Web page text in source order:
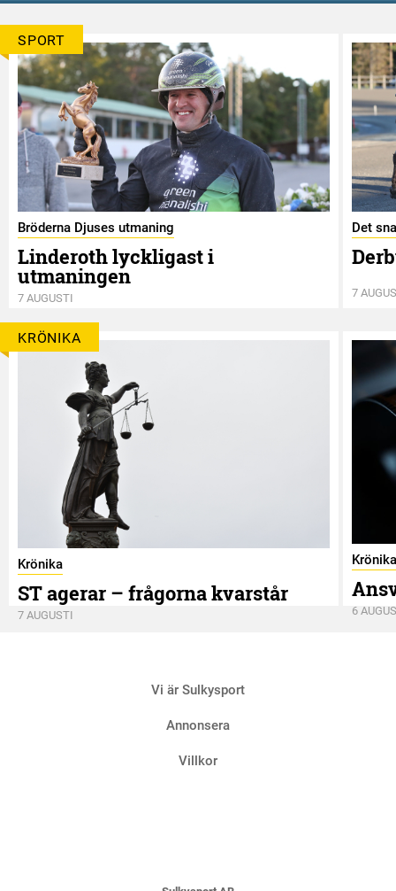
SPORT
Bröderna Djuses utmaning
Linderoth lyckligast i
utmaningen
7 AUGUSTI
Det
7
KRÖNIKA
Krönika
ST agerar – frågorna kvarstår
7 AUGUSTI
Krönika
6
Vi är Sulkysport
Annonsera
Villkor